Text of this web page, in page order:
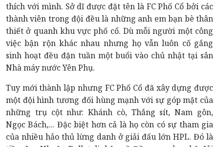
thích với mình. Sở dĩ được đặt tên là FC Phố Cổ bởi các
thành viên trong đội đều là những anh em bạn bè thân
thiết ở quanh khu vực phố cổ. Dù mỗi người một công
việc bận rộn khác nhau nhưng họ vẫn luôn cố gắng
sinh hoạt đều đặn tuần một buổi vào chủ nhật tại sân
Nhà máy nước Yên Phụ.
Tuy mới thành lập nhưng FC Phố Cổ đã xây dựng được
một đội hình tương đối hùng mạnh với sự góp mặt của
những trụ cột như: Khánh cò, Thắng sít, Nam gôn,
Ngọc Bách,... Đặc biệt hơn cả là họ còn có sự tham gia
của nhiều hảo thủ lừng danh ở giải đấu lớn HPL. Đó là